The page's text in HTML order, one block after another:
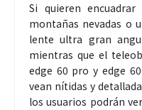
Si quieren
montañas nevadas o
lente ultra gran
mientras que el
edge 60 pro y edge
vean nítidas y
los usuarios podrán